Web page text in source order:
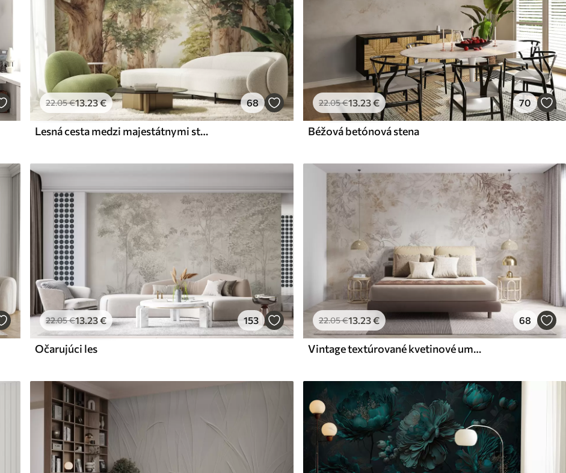
Premium
56 .67 34.00€/m²
Peel and Stick
22.05€13.23€ 68
Lesná cesta medzi majestátnymi stromami v akvarelovom štýle
22.05€13.23€ 70
Béžová betónová stena
22.05€13.23€ 153
Očarujúci les
22.05€13.23€ 68
Vintage textúrované kvetinové umenie s jemnými ilustráciami záhradných kvetov a listov v kreslenom štýle, v jemných pastelových béžových a sépia odtieňoch